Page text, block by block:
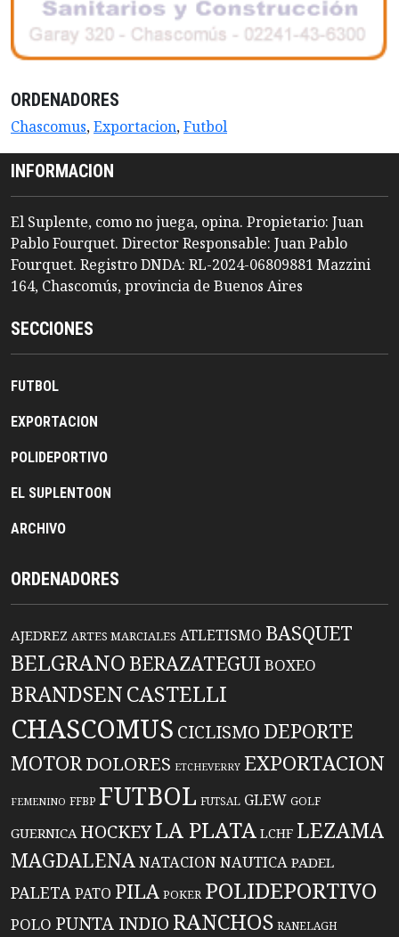
ORDENADORES
Chascomus,Exportacion,Futbol
INFORMACION
El Suplente, como no juega, opina. Propietario: Juan
Pablo Fourquet. Director Responsable: Juan Pablo
Fourquet. Registro DNDA: RL-2024-06809881 Mazzini
164, Chascomús, provincia de Buenos Aires
SECCIONES
FUTBOL
EXPORTACION
POLIDEPORTIVO
EL SUPLENTOON
ARCHIVO
ORDENADORES
AJEDREZ ARTES MARCIALES ATLETISMO BASQUET
BELGRANO BERAZATEGUIBOXEO
BRANDSENCASTELLI
CHASCOMUS CICLISMO DEPORTE
MOTORDOLORES ETCHEVERRY EXPORTACION
FEMENINO FFBP FUTBOL FUTSAL GLEW GOLF
GUERNICA HOCKEYLA PLATA LCHF LEZAMA
MAGDALENANATACIONNAUTICA PADEL
PALETAPATO PILA POKER POLIDEPORTIVO
POLO PUNTA INDIO RANCHOS RANELAGH